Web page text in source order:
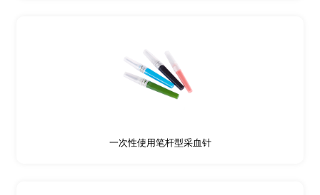
一次性使用笔杆型采血针